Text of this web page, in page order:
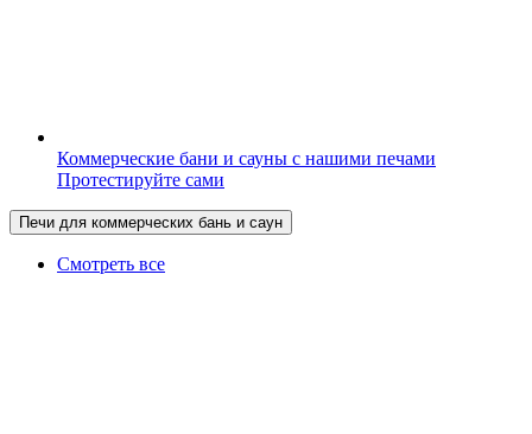
Коммерческие бани и сауны с нашими печами
Протестируйте сами
Печи для коммерческих бань и саун
Смотреть все